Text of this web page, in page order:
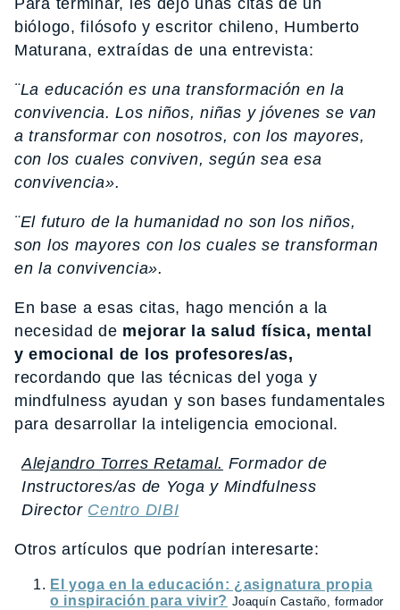
Para terminar, les dejo unas citas de un
biólogo, filósofo y escritor chileno, Humberto
Maturana, extraídas de una entrevista:
¨La educación es una transformación en la
convivencia. Los niños, niñas y jóvenes se van
a transformar con nosotros, con los mayores,
con los cuales conviven, según sea esa
convivencia».
¨El futuro de la humanidad no son los niños,
son los mayores con los cuales se transforman
en la convivencia».
En base a esas citas, hago mención a la
necesidad de mejorar la salud física, mental
y emocional de los profesores/as,
recordando que las técnicas del yoga y
mindfulness ayudan y son bases fundamentales
para desarrollar la inteligencia emocional.
Alejandro Torres Retamal. Formador de
Instructores/as de Yoga y Mindfulness
Director Centro DIBI
Otros artículos que podrían interesarte:
El yoga en la educación: ¿asignatura propia
o inspiración para vivir? Joaquín Castaño, formador